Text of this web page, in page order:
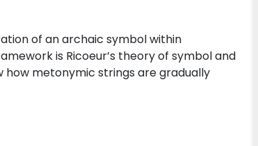
of an archaic symbol within
is Ricoeur’s theory of symbol and
how metonymic strings are gradually